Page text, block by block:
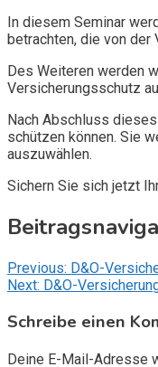
In diesem Seminar
betrachten, die von
Des Weiteren werden
Versicherungsschutz
Nach Abschluss
schützen können. Sie
auszuwählen.
Sichern Sie sich jetzt
Previous: D&O-
Next: D&O-
Schreibe einen
Deine E-Mail-Adresse